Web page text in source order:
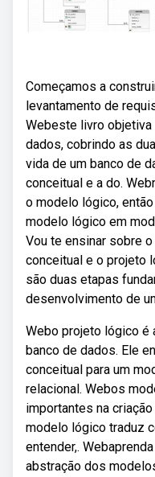
Começamos a
levantamento de
Webeste livro
dados, cobrindo as
vida de um banco de
conceitual e a do.
o modelo lógico,
modelo lógico em
Vou te ensinar sobre
conceitual e o projeto
são duas etapas
desenvolvimento de
Webo projeto lógico é
banco de dados. Ele
conceitual para um
relacional. Webos
importantes na
modelo lógico traduz
entender,.
abstração dos